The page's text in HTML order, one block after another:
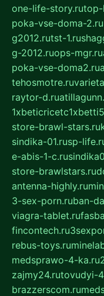
one-life-story.rutop-
poka-vse-doma-2.ru
g2012.rutst-1.ru
g-2012.ruops-mgr.ru
poka-vse-doma2.ru
tehosmotre.ru
raytor-d.ru
store-brawl-stars.ru
sindika-01.rusp-
e-abis-1-c.ru
store-brawlstars.ru
antenna-highly.ru
3-sex-porn.ruban-
viagra-tablet.ru
fincontech.ru
rebus-toys.ru
medsprawo-4-ka.ru
zajmy24.rutovudyi-
brazzerscom.ru